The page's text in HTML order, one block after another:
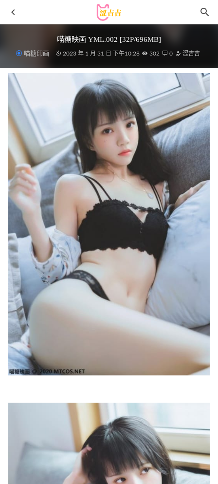
喵糖映画 YML.002 [32P/696MB]
喵糖印画 2023 年 1 月 31 日 下午10:28 302 0 涩吉吉
[Xiuren秀人网]2024.07.24 NO.8909 杏子Yada[79+1P/759MB]
2025-04-24
[微密圈]爆爆猪炸 – 鱼子酱和生鱼片居家系列[12P4V-72MB]
2025-07-03
花铃 – NO.07 下江小春 [99P-803MB]
2023-01-11
花铃 – NO.09 大凤jk放学后风纪委员 [71P-872MB] 2023-01-
禅院熏 – 微密圈写真合集【持续更新中】
2024-11-03